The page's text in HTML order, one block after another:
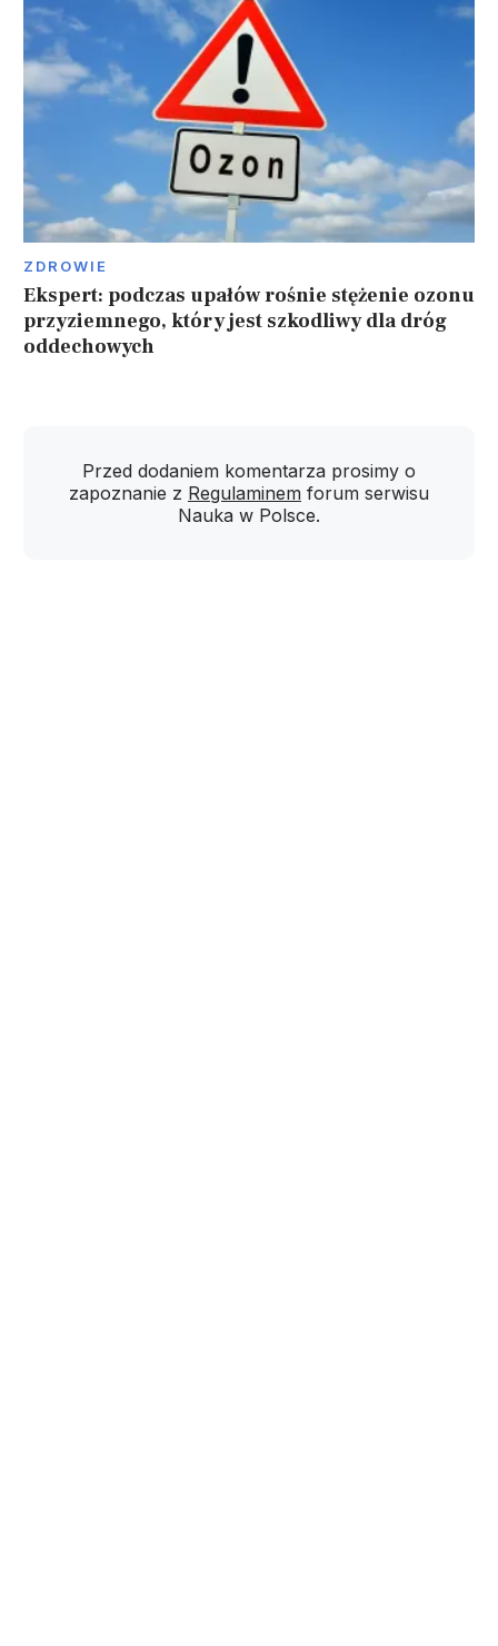
ZDROWIE
Ekspert: podczas upałów rośnie stężenie ozonu
przyziemnego, który jest szkodliwy dla dróg
oddechowych
Przed dodaniem komentarza prosimy o
zapoznanie z Regulaminem forum serwisu
Nauka w Polsce.